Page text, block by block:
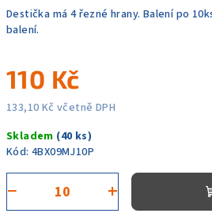
Destička má 4 řezné hrany. Balení po
balení.
110 Kč
133,10 Kč včetně DPH
cena:
Skladem (40 ks)
Kód: 4BX09MJ10P
+
−